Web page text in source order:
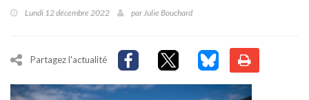
Lundi 12 décembre 2022 parJulie Bouchard
Partagez l'actualité